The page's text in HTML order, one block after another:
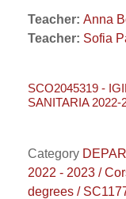
Teacher: Anna
Teacher: Sofia
SCO2045319 -
SANITARIA 2022-
Category
2022 - 2023 /
degrees /